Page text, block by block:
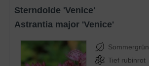
Sterndolde 'Venice'
Astrantia major 'Venice'
Sommergrün
Tief rubinrot